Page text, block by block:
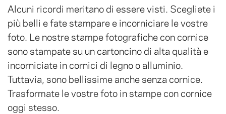
Alcuni ricordi meritano di essere visti. Scegliete i
più belli e fate stampare e incorniciare le vostre
foto. Le nostre stampe fotografiche con cornice
sono stampate su un cartoncino di alta qualità e
incorniciate in cornici di legno o alluminio.
Tuttavia, sono bellissime anche senza cornice.
Trasformate le vostre foto in stampe con cornice
oggi stesso.